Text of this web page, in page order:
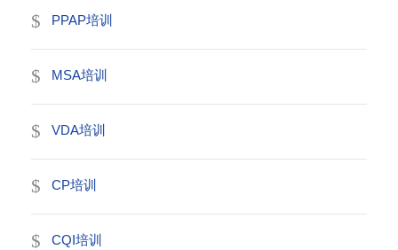
PPAP培训
MSA培训
VDA培训
CP培训
CQI培训